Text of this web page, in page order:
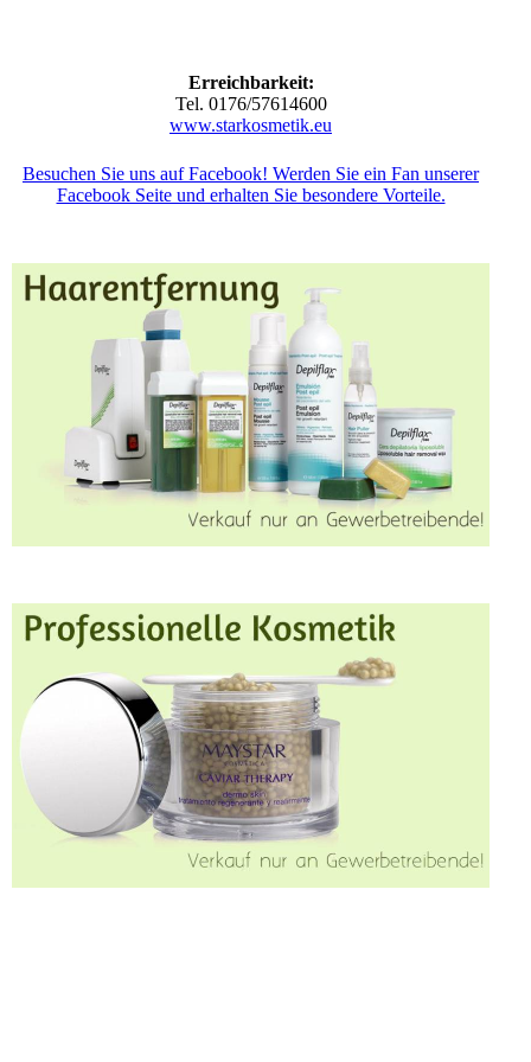
Erreichbarkeit:
Tel. 0176/57614600
www.starkosmetik.eu
Besuchen Sie uns auf Facebook! Werden Sie ein Fan unserer
Facebook Seite und erhalten Sie besondere Vorteile.